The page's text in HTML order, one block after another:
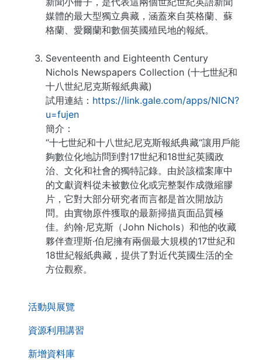
活動與展覽
資源利用講習
新增資料庫
媒體的最大型獨立典藏，涵蓋來自英格蘭、蘇
格蘭、愛爾蘭和數個英國殖民地的報紙。
Seventeenth and Eighteenth Century
Nichols Newspapers Collection (十七世紀和
十八世紀尼克斯報紙典藏)
試用連結： https://link.gale.com/apps/NICN?
u=fujen
簡介：
“十七世紀和十八世紀尼克斯報紙典藏“讓用戶能
夠數位化地訪問到對17世紀和18世紀英國政
治、文化和社會的獨特記錄。由於該檔案庫中
的文獻資料從未被數位化或完整製作成微縮膠
片，它對大部分研究者而言都是首次開放訪
問。由實物原件獲取的最新掃描頁面品質極
佳。約翰·尼克斯（John Nichols）和他的收藏
夥伴查理斯·伯尼擁有兩個最大規模的17世紀和
18世紀報紙典藏，提供了對近代英國生活的全
方位觀察。